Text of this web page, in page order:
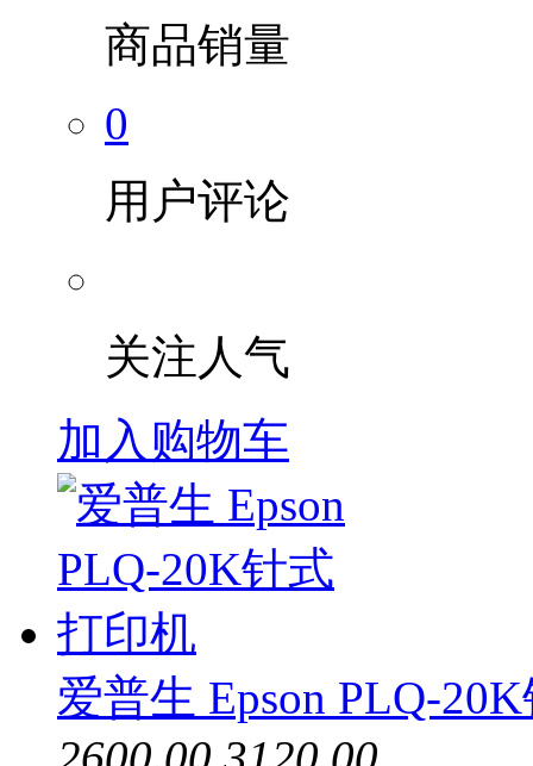
商品销量
0
用户评论
关注人气
加入购物车
爱普生 Epson PLQ-